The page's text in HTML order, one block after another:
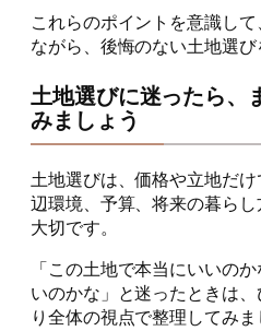
これらのポイントを意識し
ながら、後悔のない土地選び
土地選びに迷ったら、
みましょう
土地選びは、価格や立地だ
辺環境、予算、将来の暮ら
大切です。
「この土地で本当にいいの
いのかな」と迷ったときは
り全体の視点で整理してみま